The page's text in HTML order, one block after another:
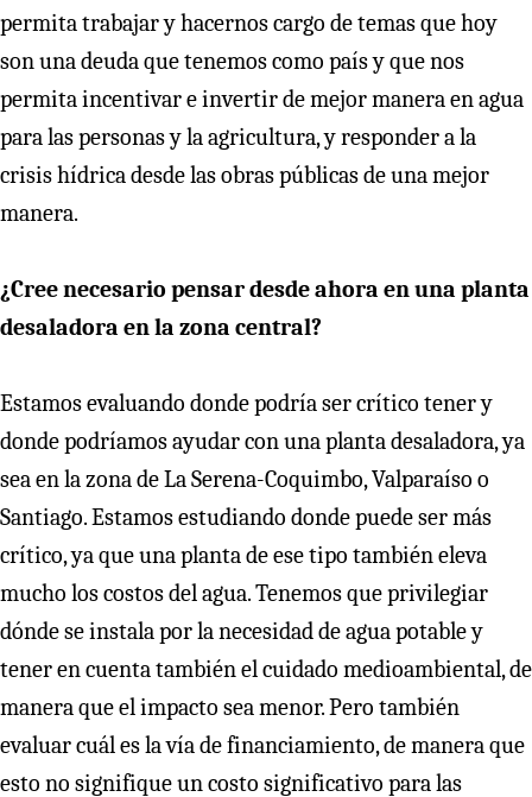
permita trabajar y hacernos cargo de temas que hoy
son una deuda que tenemos como país y que nos
permita incentivar e invertir de mejor manera en agua
para las personas y la agricultura, y responder a la
crisis hídrica desde las obras públicas de una mejor
manera.
¿Cree necesario pensar desde ahora en una planta
desaladora en la zona central?
Estamos evaluando donde podría ser crítico tener y
donde podríamos ayudar con una planta desaladora, ya
sea en la zona de La Serena-Coquimbo, Valparaíso o
Santiago. Estamos estudiando donde puede ser más
crítico, ya que una planta de ese tipo también eleva
mucho los costos del agua. Tenemos que privilegiar
dónde se instala por la necesidad de agua potable y
tener en cuenta también el cuidado medioambiental, de
manera que el impacto sea menor. Pero también
evaluar cuál es la vía de financiamiento, de manera que
esto no signifique un costo significativo para las